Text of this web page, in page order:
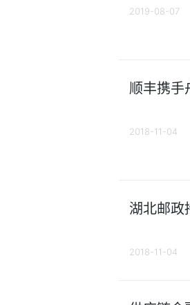
2019-08-07
顺丰携手
2018-11-04
湖北邮政
2018-11-04